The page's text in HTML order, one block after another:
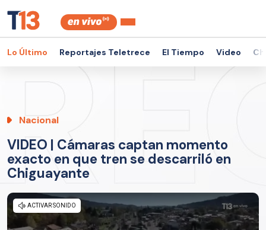
Lo Último Reportajes Teletrece El Tiempo Video
Nacional
VIDEO | Cámaras captan momento
exacto en que tren se descarriló en
Chiguayante